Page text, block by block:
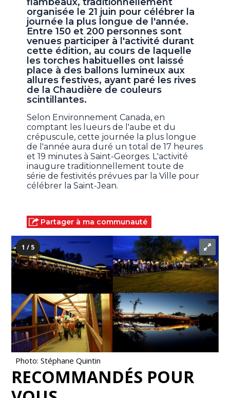
organisée le 21 juin pour célébrer la
journée la plus longue de l'année.
Entre 150 et 200 personnes sont
venues participer à l'activité durant
cette édition, au cours de laquelle
les torches habituelles ont laissé
place à des ballons lumineux aux
allures festives, ayant paré les rives
de la Chaudière de couleurs
scintillantes.
Selon Environnement Canada, en
comptant les lueurs de l'aube et du
crépuscule, cette journée la plus longue
de l'année aura duré un total de 17 heures
et 19 minutes à Saint-Georges. L'activité
inaugure traditionnellement toute de
série de festivités prévues par la Ville pour
célébrer la Saint-Jean.
Partager à ma communauté
1 / 5
Photo: Stéphane Quintin
RECOMMANDÉS POUR